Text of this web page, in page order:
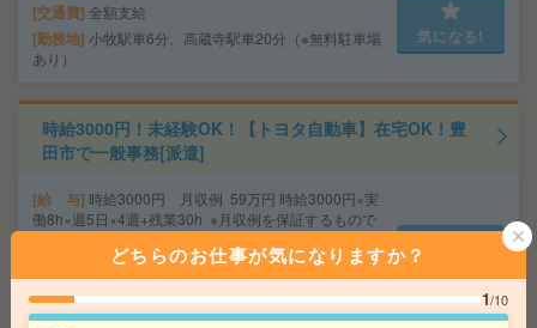
交通費 全額支給
勤務地 小牧駅車6分、高蔵寺駅車20分（※無料駐車場
あり）
気になる!
時給3000円！未経験OK！【トヨタ自動車】在宅OK！豊
田市で一般事務[派遣]
給 与 時給3000円 月収例 59万円 時給3000円×実
働8h×週5日×4週+残業30h ※月収例を保証するもので
1ヶ月3万円を上限として実費支給
勤務地 三河線 豊田市 バス58分 三河線 土橋(愛
知県) バス75分 ※車通勤可能
どちらのお仕事が気になりますか？
1/10